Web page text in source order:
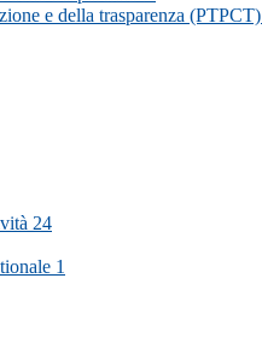
e della trasparenza (PTPCT)
24
1